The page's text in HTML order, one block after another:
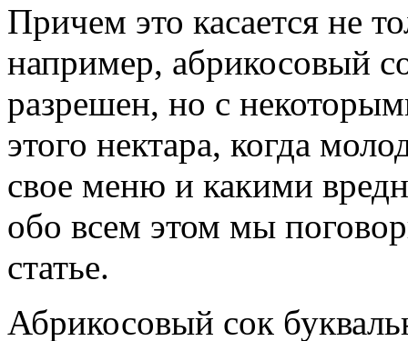
Причем это касается не
например, абрикосовый
разрешен, но с
этого нектара, когда
свое меню и какими
обо всем этом мы
статье.
Абрикосовый сок